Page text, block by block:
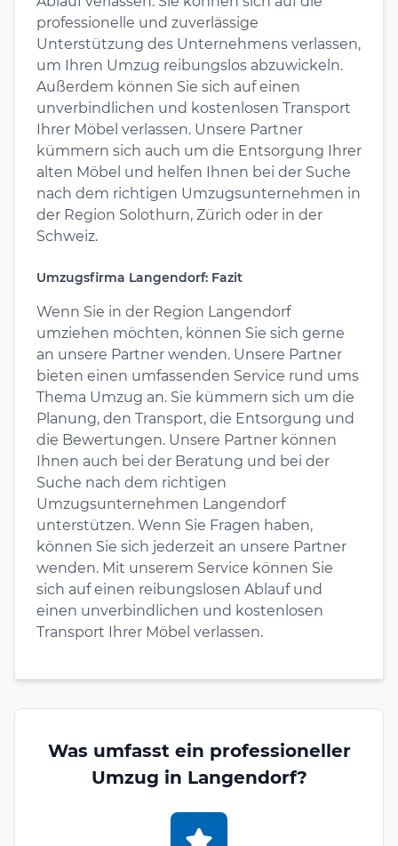
professionelle und zuverlässige
Unterstützung des Unternehmens verlassen,
um Ihren Umzug reibungslos abzuwickeln.
Außerdem können Sie sich auf einen
unverbindlichen und kostenlosen Transport
Ihrer Möbel verlassen. Unsere Partner
kümmern sich auch um die Entsorgung Ihrer
alten Möbel und helfen Ihnen bei der Suche
nach dem richtigen Umzugsunternehmen in
der Region Solothurn, Zürich oder in der
Schweiz.
Umzugsfirma Langendorf: Fazit
Wenn Sie in der Region Langendorf
umziehen möchten, können Sie sich gerne
an unsere Partner wenden. Unsere Partner
bieten einen umfassenden Service rund ums
Thema Umzug an. Sie kümmern sich um die
Planung, den Transport, die Entsorgung und
die Bewertungen. Unsere Partner können
Ihnen auch bei der Beratung und bei der
Suche nach dem richtigen
Umzugsunternehmen Langendorf
unterstützen. Wenn Sie Fragen haben,
können Sie sich jederzeit an unsere Partner
wenden. Mit unserem Service können Sie
sich auf einen reibungslosen Ablauf und
einen unverbindlichen und kostenlosen
Transport Ihrer Möbel verlassen.
Was umfasst ein professioneller
Umzug in Langendorf?